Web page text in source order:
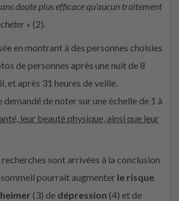
doute plus efficace qu’aucun traitement
» (2).
en montrant à des personnes choisies
de personnes après une nuit de 8
et après 31 heures de veille.
de noter sur une échelle de 1 à
leur beauté physique, ainsi que leur
recherches sont arrivées à la conclusion
sommeil pourrait augmenter le risque
(3) de dépression (4) et de